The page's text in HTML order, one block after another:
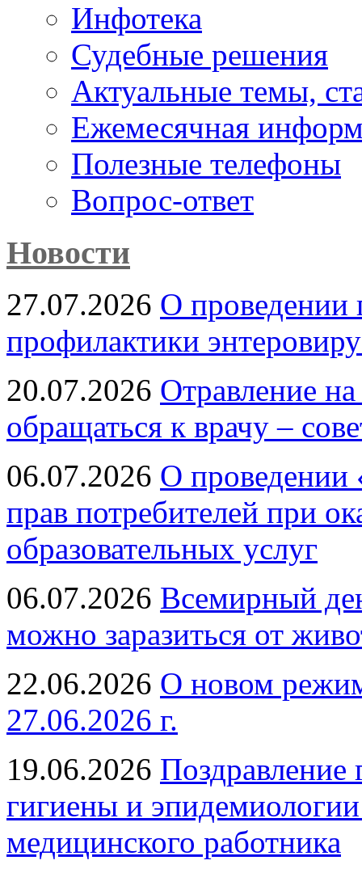
Инфотека
Судебные решения
Актуальные темы,
Ежемесячная
Полезные телефоны
Вопрос-ответ
Новости
27.07.2026 О проведении
профилактики
20.07.2026 Отравление
обращаться к врачу –
06.07.2026 О проведении
прав потребителей при
образовательных услуг
06.07.2026 Всемирный
можно заразиться от
22.06.2026 О новом
27.06.2026 г.
19.06.2026 Поздравление
гигиены и
медицинского работника